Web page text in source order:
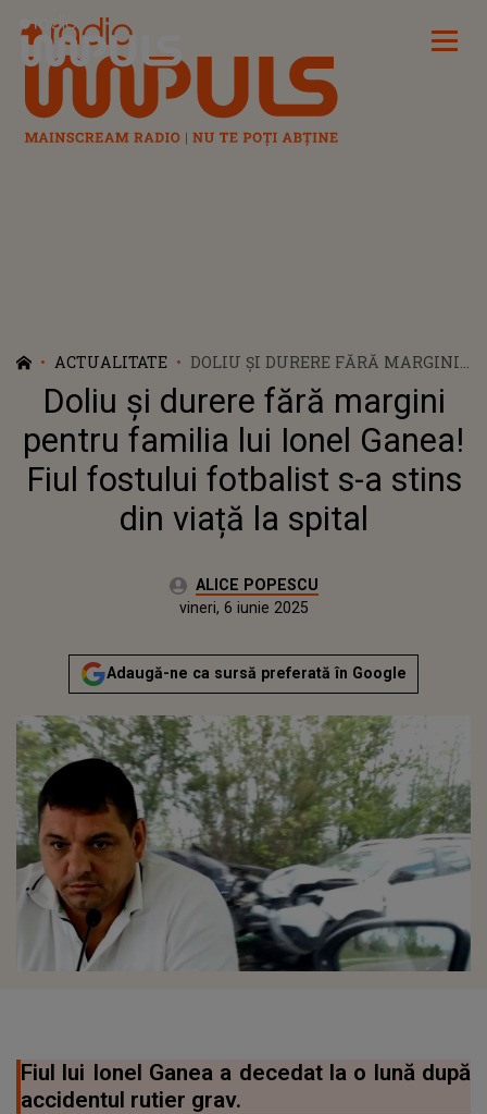
Radio Impuls
ACTUALITATE
DOLIU ȘI DURERE FĂRĂ MARGINI
PENTRU FAMILIA LUI IONEL
GANEA! FIUL FOSTULUI
FOTBALIST S-A STINS DIN VIAȚĂ
LA SPITAL
Doliu și durere fără margini
pentru familia lui Ionel Ganea!
Fiul fostului fotbalist s-a stins
din viață la spital
Autor:ALICE POPESCU
Actualizat:
vineri, 6 iunie 2025
Adaugă-ne ca sursă preferată în Google
Fiul lui Ionel Ganea a decedat la o lună după
accidentul rutier grav.